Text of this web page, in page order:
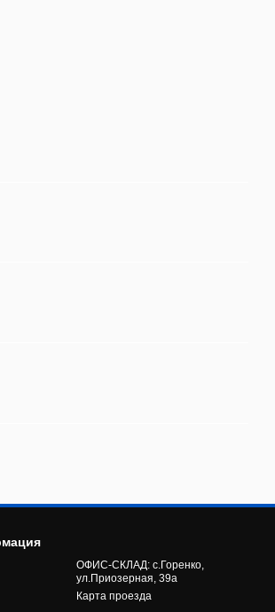
ОФИС-СКЛАД: с.Горенко,
ул.Приозерная, 39а
Карта проезда